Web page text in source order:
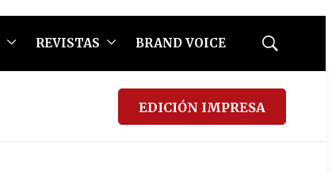
REVISTAS BRAND VOICE
Mostrar
EDICIÓN IMPRESA